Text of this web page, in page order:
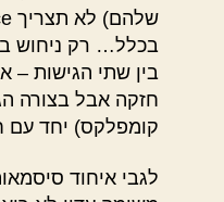
בכלל… רק ניחוש
בין שתי הגישות –
קומפלקס) יחד עם
לגבי איחוד